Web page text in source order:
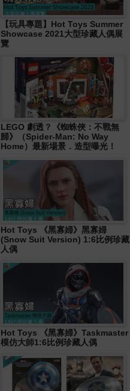
【玩具專題】Hot Toys Summer
Showcase 2021大型珍藏人偶展
覽
LEGO 劇透？《蜘蛛俠：不戰無
歸》（Spider-Man: No Way
Home）最新場景．造型曝光！
Hot Toys 《黑寡婦》黑寡婦
(Snow Suit Version) 1:6比例珍藏
人偶
Hot Toys 《黑寡婦》Taskmaster
模仿大師1:6比例珍藏人偶